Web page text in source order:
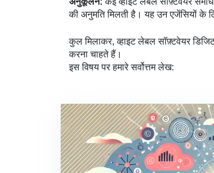
की अनुमति मिलती है। यह उन एजेंसियों के
कुल मिलाकर, व्हाइट लेबल सॉफ़्टवेयर
करना चाहते हैं।
इस विषय पर हमारे सर्वोत्तम लेख: